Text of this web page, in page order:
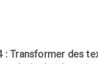
: Transformer des